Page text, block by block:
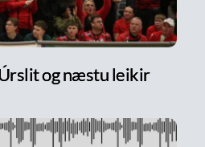
og næstu leikir